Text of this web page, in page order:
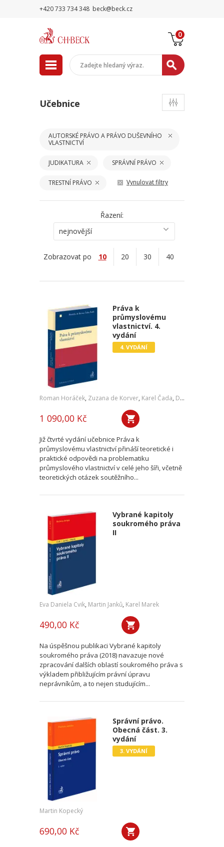
+420 733 734 348 beck@beck.cz
0
Učebnice
AUTORSKÉ PRÁVO A PRÁVO DUŠEVNÍHO
VLASTNICTVÍ
JUDIKATURA SPRÁVNÍ PRÁVO
TRESTNÍ PRÁVO Vynulovat filtry
Řazení:
nejnovější
Zobrazovat po 10 20 30 40
Práva k
průmyslovému
vlastnictví. 4.
vydání
4. VYDÁNÍ
Roman Horáček, Zuzana de Korver, Karel Čada, Daniel Patěk
1 090,00 Kč
Již čtvrté vydání učebnice Práva k
průmyslovému vlastnictví přináší teoretické i
praktické odpovědi na problematiku
průmyslového vlastnictví v celé jeho šíři, včetně
teoretických otázek soutěžního...
Vybrané kapitoly
soukromého práva
II
Eva Daniela Cvik, Martin Janků, Karel Marek
490,00 Kč
Na úspěšnou publikaci Vybrané kapitoly
soukromého práva (2018) navazuje nové
zpracování dalších oblastí soukromého práva s
výkladem přibližujícím právní úpravu
neprávníkům, a to nejen studujícím...
Správní právo.
Obecná část. 3.
vydání
3. VYDÁNÍ
Martin Kopecký
690,00 Kč